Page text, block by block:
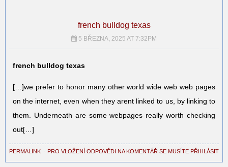
french bulldog texas
5 BŘEZNA, 2025 AT 7:32PM
french bulldog texas
[…]we prefer to honor many other world wide web web pages
on the internet, even when they arent linked to us, by linking to
them. Underneath are some webpages really worth checking
out[…]
PERMALINK ⋅ PRO VLOŽENÍ ODPOVĚDI NA KOMENTÁŘ SE MUSÍTE PŘIHLÁSIT